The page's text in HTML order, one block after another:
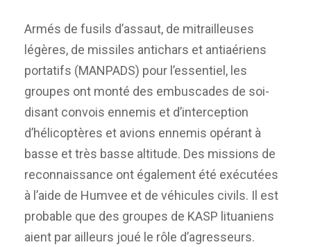
Armés de fusils d’assaut, de mitrailleuses
légères, de missiles antichars et antiaériens
portatifs (MANPADS) pour l’essentiel, les
groupes ont monté des embuscades de soi-
disant convois ennemis et d’interception
d’hélicoptères et avions ennemis opérant à
basse et très basse altitude. Des missions de
reconnaissance ont également été exécutées
à l’aide de Humvee et de véhicules civils. Il est
probable que des groupes de KASP lituaniens
aient par ailleurs joué le rôle d’agresseurs.